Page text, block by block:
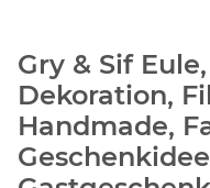
Gry & Sif
Dekoration,
Handmade,